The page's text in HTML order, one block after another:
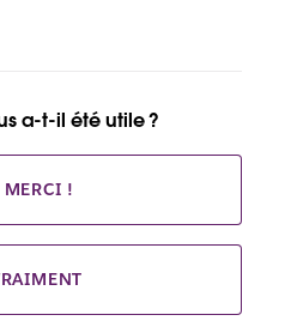
a-t-il été utile ?
!